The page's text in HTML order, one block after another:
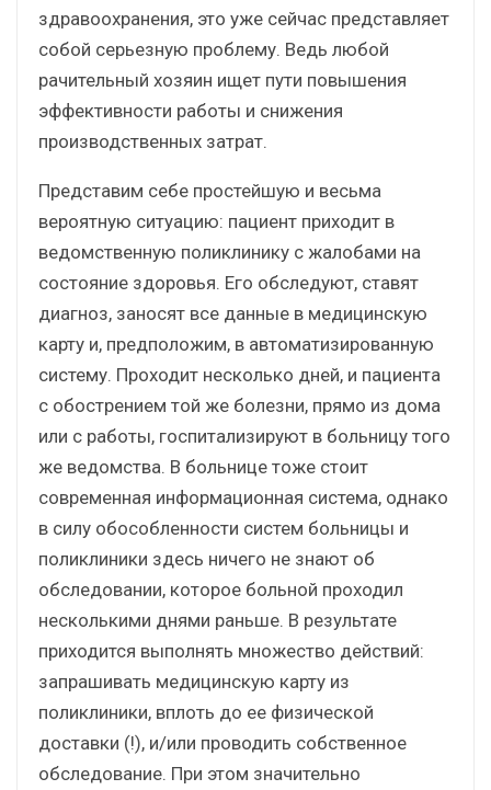
здравоохранения, это уже сейчас представляет
собой серьезную проблему. Ведь любой
рачительный хозяин ищет пути повышения
эффективности работы и снижения
производственных затрат.
Представим себе простейшую и весьма
вероятную ситуацию: пациент приходит в
ведомственную поликлинику с жалобами на
состояние здоровья. Его обследуют, ставят
диагноз, заносят все данные в медицинскую
карту и, предположим, в автоматизированную
систему. Проходит несколько дней, и пациента
с обострением той же болезни, прямо из дома
или с работы, госпитализируют в больницу того
же ведомства. В больнице тоже стоит
современная информационная система, однако
в силу обособленности систем больницы и
поликлиники здесь ничего не знают об
обследовании, которое больной проходил
несколькими днями раньше. В результате
приходится выполнять множество действий:
запрашивать медицинскую карту из
поликлиники, вплоть до ее физической
доставки (!), и/или проводить собственное
обследование. При этом значительно